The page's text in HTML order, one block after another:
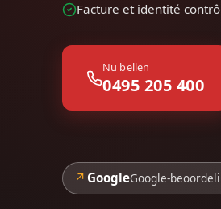
Facture et identité
Nu bellen
0495 205 400
↗ GoogleGoogle-